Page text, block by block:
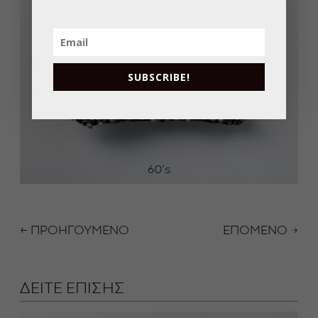
60’s
← ΠΡΟΗΓΟΥΜΕΝΟ ΕΠΟΜΕΝΟ →
ΔΕΙΤΕ ΕΠΙΣΗΣ
SUBSCRIBE!